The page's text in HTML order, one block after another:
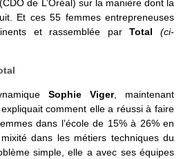
(CDO de L’Oréal) sur la manière dont la
Et ces 55 femmes entrepreneuses
et rassemblée parTotal(ci-
Sophie Viger, maintenant
comment elle a réussi à faire
dans l’école de 15% à 26% en
dans les métiers techniques du
simple, elle a avec ses équipes